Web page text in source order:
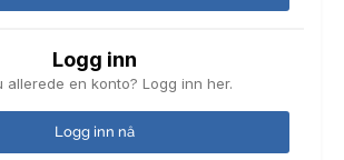
Logg inn
allerede en konto? Logg inn her.
Logg inn nå